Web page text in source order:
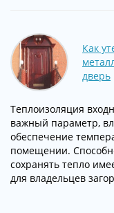
Как
дверь
Теплоизоляция
важный параметр,
обеспечение
помещении.
сохранять тепло
для владельцев